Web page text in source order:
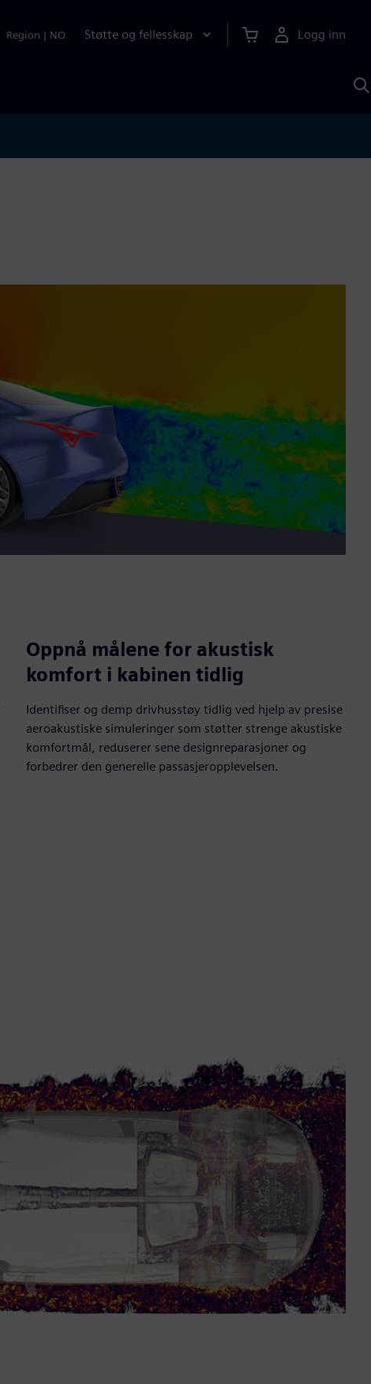
Region | NO Støtte og fellesskap Logg inn
Oppnå målene for akustisk
komfort i kabinen tidlig
Identifiser og demp drivhusstøy tidlig ved hjelp av presise
aeroakustiske simuleringer som støtter strenge akustiske
komfortmål, reduserer sene designreparasjoner og
forbedrer den generelle passasjeropplevelsen.